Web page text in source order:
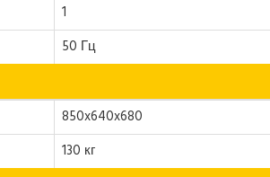
1
50 Гц
850x640x680
130 кг